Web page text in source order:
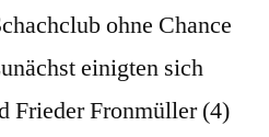
ohne Chance
einigten sich
Frieder Fronmüller (4)